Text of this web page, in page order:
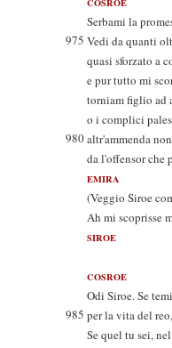
Serbami la
975 Vedi da quanti
quasi sforzato a
e pur tutto mi
torniam figlio ad
o i complici
980altr'ammenda
da l'offensor che
EMIRA
(Veggio Siroe
Ah mi scoprisse
SIROE
COSROE
Odi Siroe. Se temi
985 per la vita del
Se quel tu sei,